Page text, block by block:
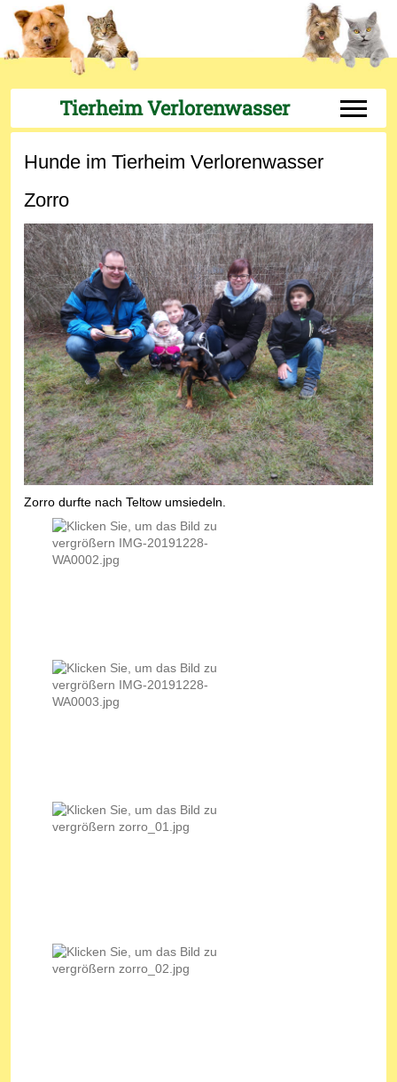
Tierheim Verlorenwasser Off-
Hunde im Tierheim Verlorenwasser
Zorro
Zorro durfte nach Teltow umsiedeln.